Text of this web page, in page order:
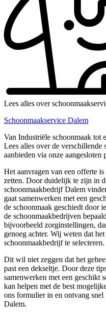
Lees alles over
Schoonmaakservice Dalem
Van Industriële schoonmaak tot
Lees alles over de
aanbieden via onze aangesloten
Het aanvragen van een offerte
zetten. Door duidelijk te zijn in
schoonmaakbedrijf Dalem
gaat samenwerken met een
de schoonmaak geschiedt door
de schoonmaakbedrijven
bijvoorbeeld zorginstellingen,
genoeg achter. Wij weten dat
schoonmaakbedrijf te selecteren.
Dit wil niet zeggen dat het
past een dekseltje. Door deze
samenwerken met een geschikt
kan helpen met de best
ons formulier in en ontvang
Dalem.